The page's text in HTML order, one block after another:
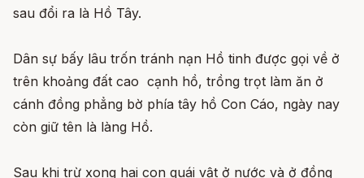
sau đổi ra là Hồ Tây.
Dân sự bấy lâu trốn tránh nạn Hồ tinh được gọi về ở
trên khoảng đất cao cạnh hồ, trồng trọt làm ăn ở
cánh đồng phẳng bờ phía tây hồ Con Cáo, ngày nay
còn giữ tên là làng Hồ.
Sau khi trừ xong hai con quái vật ở nước và ở đồng